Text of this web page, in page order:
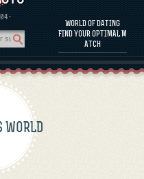
·
WORLD OF DATING
FIND YOUR OPTIMAL M
ATCH
COMPATIBILITY
WORLD